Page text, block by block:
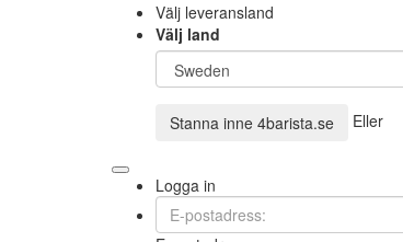
Välj leveransland
Välj land
Stanna inne 4barista.se Eller
Logga in